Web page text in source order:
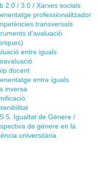
2.0 / 3.0 / Xarxes socials
professionalitzador
transversals
d’avaluació
entre iguals
docent
entre iguals
inversa
5. Igualtat de Gènere /
de gènere en la
universitària